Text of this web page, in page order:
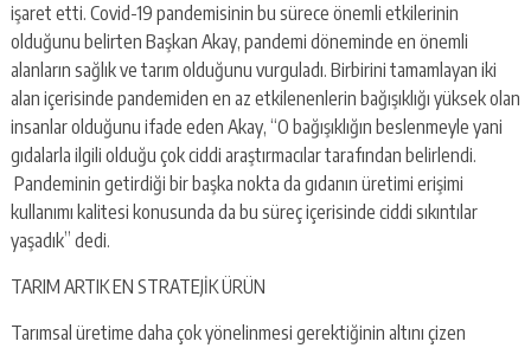
işaret etti. Covid-19 pandemisinin bu sürece önemli etkilerinin
olduğunu belirten Başkan Akay, pandemi döneminde en önemli
alanların sağlık ve tarım olduğunu vurguladı. Birbirini tamamlayan iki
alan içerisinde pandemiden en az etkilenenlerin bağışıklığı yüksek olan
insanlar olduğunu ifade eden Akay, “O bağışıklığın beslenmeyle yani
gıdalarla ilgili olduğu çok ciddi araştırmacılar tarafından belirlendi.
Pandeminin getirdiği bir başka nokta da gıdanın üretimi erişimi
kullanımı kalitesi konusunda da bu süreç içerisinde ciddi sıkıntılar
yaşadık” dedi.
TARIM ARTIK EN STRATEJİK ÜRÜN
Tarımsal üretime daha çok yönelinmesi gerektiğinin altını çizen